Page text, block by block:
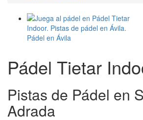
Pádel Tietar
Pistas de Pádel en
Adrada